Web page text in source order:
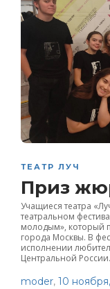
ТЕАТР ЛУЧ
Приз
Учащиеся театра
театральном
молодым», который
города Москвы. В
исполнении
Центральной России.
moder, 10